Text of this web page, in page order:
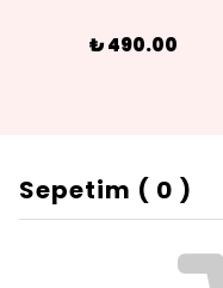
₺ 490.00
Sepetim ( 0 )